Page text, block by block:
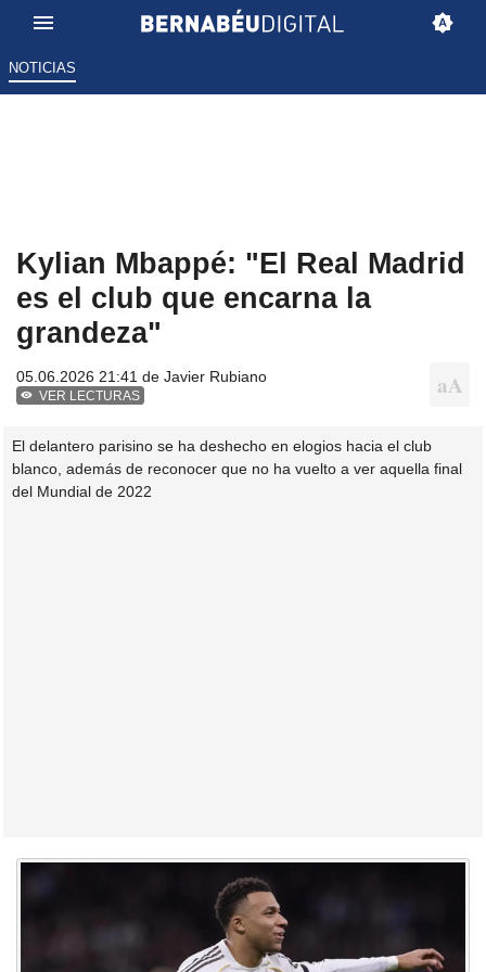
NOTICIAS
Kylian Mbappé: "El Real Madrid
es el club que encarna la
grandeza"
05.06.2026 21:41 de Javier Rubiano
VER LECTURAS
El delantero parisino se ha deshecho en elogios hacia el club
blanco, además de reconocer que no ha vuelto a ver aquella final
del Mundial de 2022